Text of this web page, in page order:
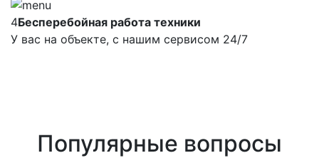
4Бесперебойная работа техники
У вас на объекте, с нашим сервисом 24/7
Популярные вопросы